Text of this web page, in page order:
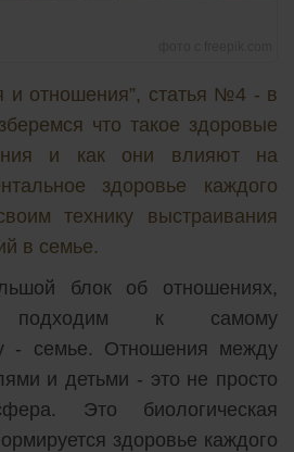
и отношения”, статья №4 - в
что такое здоровые
и как они влияют на
здоровье каждого
технику выстраивания
в семье.
блок об отношениях,
к самому
- семье. Отношения между
и детьми - это не просто
Это биологическая
здоровье каждого